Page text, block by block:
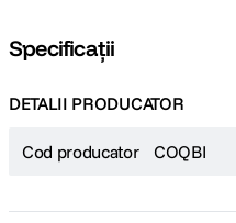
Specificații
DETALII PRODUCATOR
Cod producator COQBI